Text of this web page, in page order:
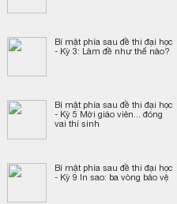
Bí mật phía sau đề thi đại học
- Kỳ 3: Làm đề như thế nào?
Bí mật phía sau đề thi đại học
- Kỳ 5 Mời giáo viên... đóng
vai thí sinh
Bí mật phía sau đề thi đại học
- Kỳ 9 In sao: ba vòng bảo vệ